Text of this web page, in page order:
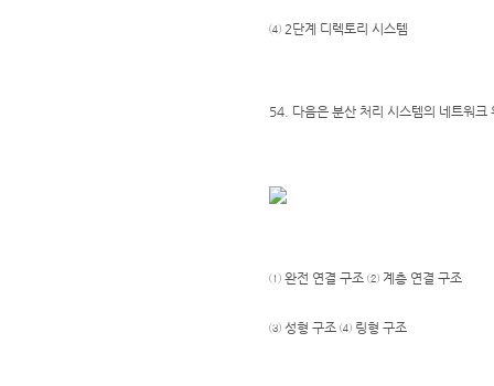
④ 2단계 디렉토리 시스템
54. 다음은 분산 처리 시스템의 네트워크
① 완전 연결 구조 ② 계층 연결 구조
③ 성형 구조 ④ 링형 구조